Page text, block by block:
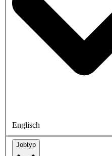
Englisch
Jobtyp